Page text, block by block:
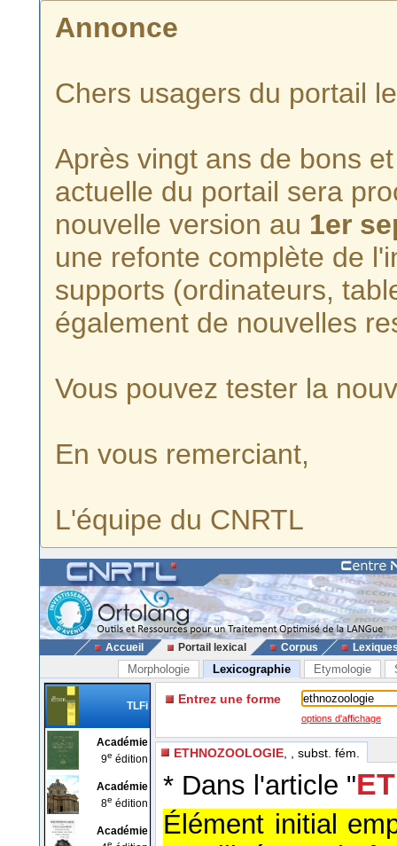
Annonce
Chers usagers du portail
Après vingt ans de bons
actuelle du portail sera
nouvelle version au 1er
une refonte complète de
supports (ordinateurs,
également de nouvelles
Vous pouvez tester la
En vous remerciant,
L'équipe du CNRTL
Accueil Portail lexical Corpus
Morphologie Lexicographie Etymologie
TLFi
Académie
9e édition
Académie
8e édition
Académie
e
Entrez une forme
options d'affichage
ETHNOZOOLOGIE , , subst. fém.
* Dans l'article "
Élément initial